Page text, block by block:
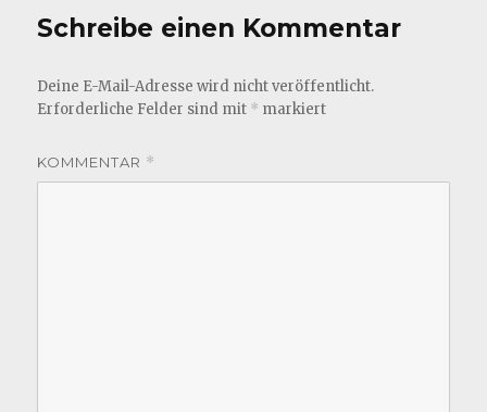
Schreibe einen Kommentar
Deine E-Mail-Adresse wird nicht veröffentlicht.
Erforderliche Felder sind mit * markiert
KOMMENTAR *